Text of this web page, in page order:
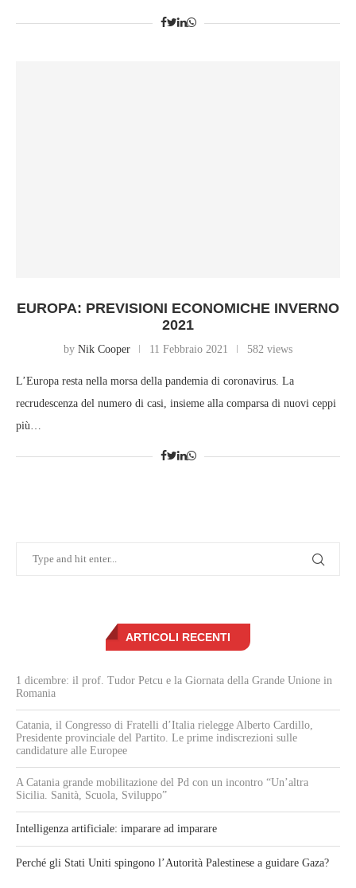
EUROPA: PREVISIONI ECONOMICHE INVERNO
2021
by Nik Cooper 11 Febbraio 2021 582 views
L’Europa resta nella morsa della pandemia di coronavirus. La
recrudescenza del numero di casi, insieme alla comparsa di nuovi ceppi
più…
ARTICOLI RECENTI
1 dicembre: il prof. Tudor Petcu e la Giornata della Grande Unione in
Romania
Catania, il Congresso di Fratelli d’Italia rielegge Alberto Cardillo,
Presidente provinciale del Partito. Le prime indiscrezioni sulle
candidature alle Europee
A Catania grande mobilitazione del Pd con un incontro “Un’altra
Sicilia. Sanità, Scuola, Sviluppo”
Intelligenza artificiale: imparare ad imparare
Perché gli Stati Uniti spingono l’Autorità Palestinese a guidare Gaza?